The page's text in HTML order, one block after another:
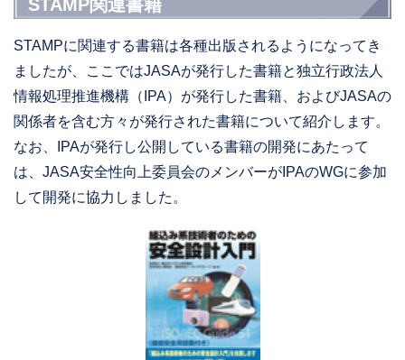
STAMP関連書籍
STAMPに関連する書籍は各種出版されるようになってき
ましたが、ここではJASAが発行した書籍と独立行政法人
情報処理推進機構（IPA）が発行した書籍、およびJASAの
関係者を含む方々が発行された書籍について紹介します。
なお、IPAが発行し公開している書籍の開発にあたって
は、JASA安全性向上委員会のメンバーがIPAのWGに参加
して開発に協力しました。